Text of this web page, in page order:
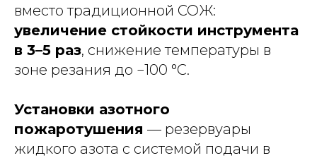
вместо традиционной СОЖ:
увеличение стойкости инструмента
в 3–5 раз, снижение температуры в
зоне резания до −100 °C.
Установки азотного
пожаротушения — резервуары
жидкого азота с системой подачи в